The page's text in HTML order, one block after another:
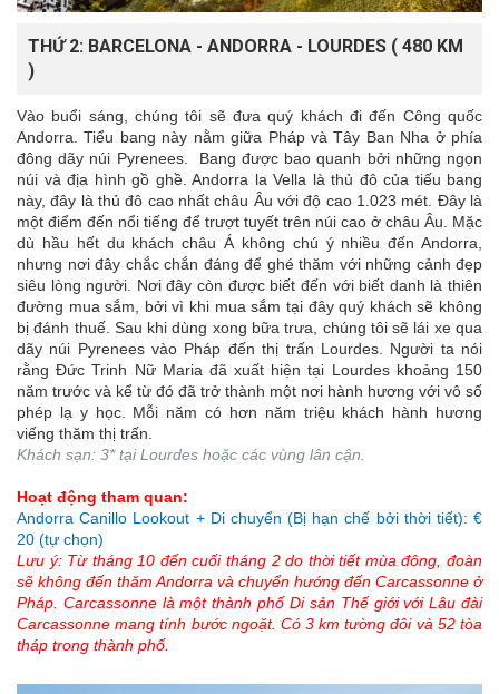
THỨ 2: BARCELONA - ANDORRA - LOURDES ( 480 KM
)
Vào buổi sáng, chúng tôi sẽ đưa quý khách đi đến Công quốc
Andorra. Tiểu bang này nằm giữa Pháp và Tây Ban Nha ở phía
đông dãy núi Pyrenees. Bang được bao quanh bởi những ngọn
núi và địa hình gồ ghề. Andorra la Vella là thủ đô của tiếu bang
này, đây là thủ đô cao nhất châu Âu với độ cao 1.023 mét. Đây là
một điểm đến nổi tiếng để trượt tuyết trên núi cao ở châu Âu. Mặc
dù hầu hết du khách châu Á không chú ý nhiều đến Andorra,
nhưng nơi đây chắc chắn đáng để ghé thăm với những cảnh đẹp
siêu lòng người. Nơi đây còn được biết đến với biết danh là thiên
đường mua sắm, bởi vì khi mua sắm tại đây quý khách sẽ không
bị đánh thuế. Sau khi dùng xong bữa trưa, chúng tôi sẽ lái xe qua
dãy núi Pyrenees vào Pháp đến thị trấn Lourdes. Người ta nói
rằng Đức Trinh Nữ Maria đã xuất hiện tại Lourdes khoảng 150
năm trước và kể từ đó đã trở thành một nơi hành hương với vô số
phép lạ y học. Mỗi năm có hơn năm triệu khách hành hương
viếng thăm thị trấn.
Khách sạn: 3* tại Lourdes hoặc các vùng lân cận.
Hoạt động tham quan:
Andorra Canillo Lookout + Di chuyển (Bị hạn chế bởi thời tiết): €
20 (tự chọn)
Lưu ý: Từ tháng 10 đến cuối tháng 2 do thời tiết mùa đông, đoàn
sẽ không đến thăm Andorra và chuyển hướng đến Carcassonne ở
Pháp. Carcassonne là một thành phố Di sản Thế giới với Lâu đài
Carcassonne mang tính bước ngoặt. Có 3 km tường đôi và 52 tòa
tháp trong thành phố.